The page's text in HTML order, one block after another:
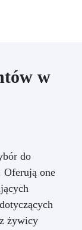
w
do
Oferują one
żywicy